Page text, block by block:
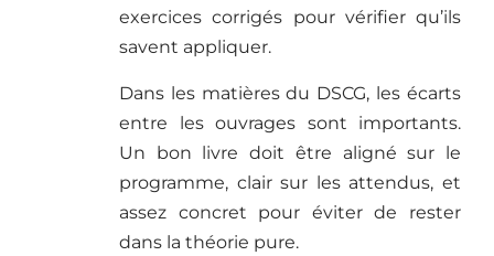
exercices corrigés pour vérifier qu’ils
savent appliquer.
Dans les matières du DSCG, les écarts
entre les ouvrages sont importants.
Un bon livre doit être aligné sur le
programme, clair sur les attendus, et
assez concret pour éviter de rester
dans la théorie pure.